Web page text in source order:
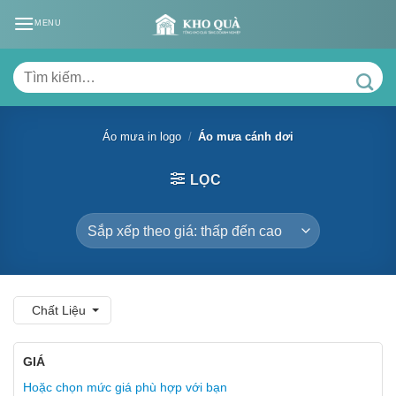
MENU
Tìm
kiếm:
Áo mưa in logo / Áo mưa cánh dơi
LỌC
Chất Liệu
GIÁ
Hoặc chọn mức giá phù hợp với bạn